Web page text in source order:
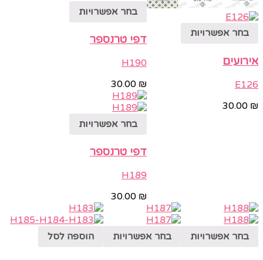
בחר אפשרויות
אירועים
E126
30.00 ₪
בחר אפשרויות
דפי טרנספר
H190
30.00 ₪
בחר אפשרויות
דפי טרנספר
H189
30.00 ₪
בחר אפשרויות בחר אפשרויות הוספה לסל